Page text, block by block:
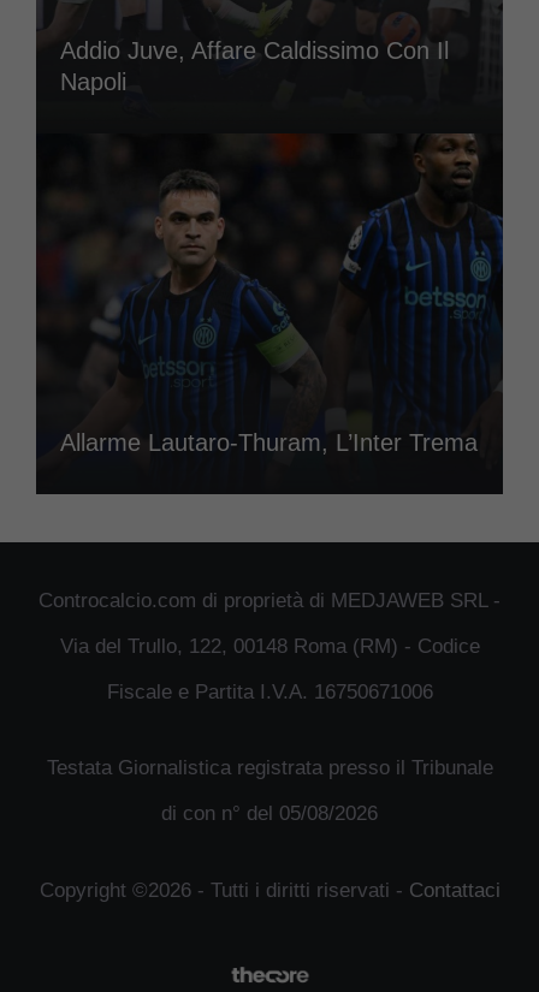
Addio Juve, Affare Caldissimo Con Il
Napoli
Allarme Lautaro-Thuram, L’Inter Trema
Controcalcio.com di proprietà di MEDJAWEB SRL -
Via del Trullo, 122, 00148 Roma (RM) - Codice
Fiscale e Partita I.V.A. 16750671006
Testata Giornalistica registrata presso il Tribunale
di con n° del 05/08/2026
Copyright ©2026 - Tutti i diritti riservati - Contattaci